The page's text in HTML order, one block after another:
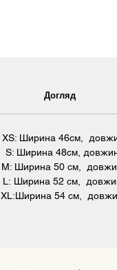
Догляд
XS: Ширина 46см,
S: Ширина 48см,
M: Ширина 50 см,
L: Ширина 52 см,
XL:Ширина 54 см,